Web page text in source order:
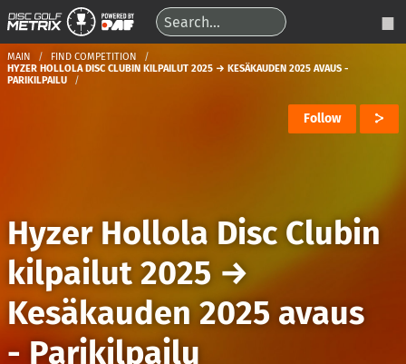
MAIN
FIND COMPETITION
HYZER HOLLOLA DISC CLUBIN KILPAILUT 2025 → KESÄKAUDEN 2025 AVAUS -
PARIKILPAILU
Follow
Hyzer Hollola Disc Clubin
kilpailut 2025 →
Kesäkauden 2025 avaus
- Parikilpailu